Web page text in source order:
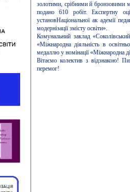
золотими, срібними й бронзовими
подано 610 робіт. Експертну
установНаціональної ак адемії
модернізації змісту освіти».
Комунальний заклад
«Міжнародна діяльність в
медаллю у номінації «Міжнародна
Вітаємо колектив з відзнакою!
перемог!